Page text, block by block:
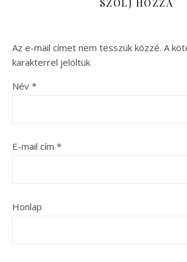
SZÓLJ HOZZÁ
Az e-mail címet nem tesszük közzé. A
karakterrel jelöltük
Név *
E-mail cím *
Honlap